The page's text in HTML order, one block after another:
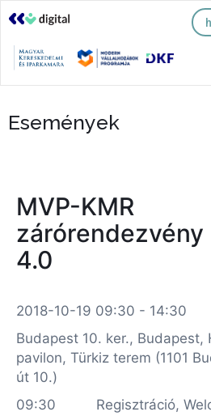
Események
MVP-KMR
4.0
2018-10-19 09:30 - 14:30
Budapest 10. ker., Budapest,
pavilon, Türkiz terem (1101
út 10.)
09:30
Regisztráció,